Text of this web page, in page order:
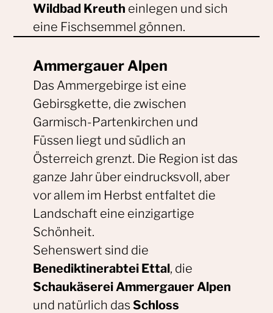
Wildbad Kreuth einlegen und sich
eine Fischsemmel gönnen.
Ammergauer Alpen
Das Ammergebirge ist eine
Gebirsgkette, die zwischen
Garmisch-Partenkirchen und
Füssen liegt und südlich an
Österreich grenzt. Die Region ist das
ganze Jahr über eindrucksvoll, aber
vor allem im Herbst entfaltet die
Landschaft eine einzigartige
Schönheit.
Sehenswert sind die
Benediktinerabtei Ettal, die
Schaukäserei Ammergauer Alpen
und natürlich dasSchloss